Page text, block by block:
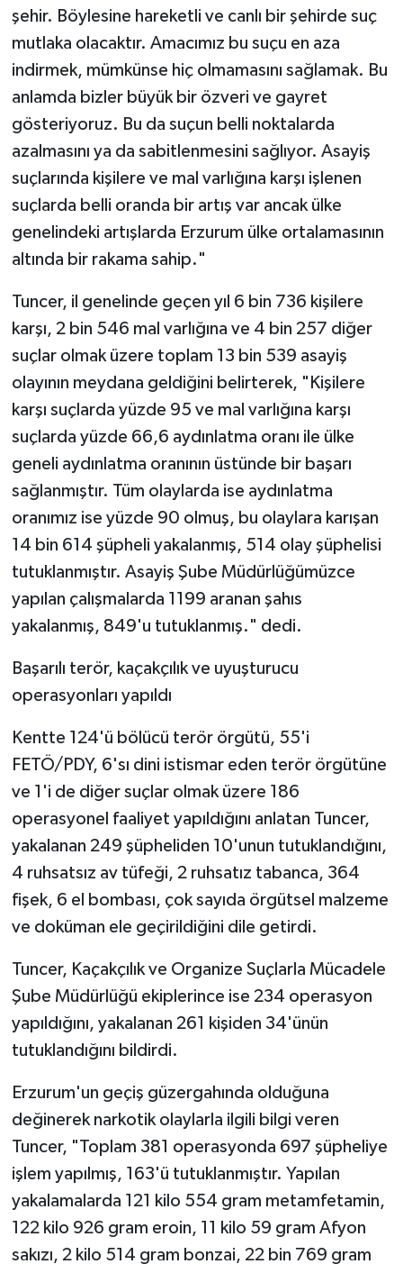
şehir. Böylesine hareketli ve canlı bir şehirde suç
mutlaka olacaktır. Amacımız bu suçu en aza
indirmek, mümkünse hiç olmamasını sağlamak. Bu
anlamda bizler büyük bir özveri ve gayret
gösteriyoruz. Bu da suçun belli noktalarda
azalmasını ya da sabitlenmesini sağlıyor. Asayiş
suçlarında kişilere ve mal varlığına karşı işlenen
suçlarda belli oranda bir artış var ancak ülke
genelindeki artışlarda Erzurum ülke ortalamasının
altında bir rakama sahip."
Tuncer, il genelinde geçen yıl 6 bin 736 kişilere
karşı, 2 bin 546 mal varlığına ve 4 bin 257 diğer
suçlar olmak üzere toplam 13 bin 539 asayiş
olayının meydana geldiğini belirterek, "Kişilere
karşı suçlarda yüzde 95 ve mal varlığına karşı
suçlarda yüzde 66,6 aydınlatma oranı ile ülke
geneli aydınlatma oranının üstünde bir başarı
sağlanmıştır. Tüm olaylarda ise aydınlatma
oranımız ise yüzde 90 olmuş, bu olaylara karışan
14 bin 614 şüpheli yakalanmış, 514 olay şüphelisi
tutuklanmıştır. Asayiş Şube Müdürlüğümüzce
yapılan çalışmalarda 1199 aranan şahıs
yakalanmış, 849'u tutuklanmış." dedi.
Başarılı terör, kaçakçılık ve uyuşturucu
operasyonları yapıldı
Kentte 124'ü bölücü terör örgütü, 55'i
FETÖ/PDY, 6'sı dini istismar eden terör örgütüne
ve 1'i de diğer suçlar olmak üzere 186
operasyonel faaliyet yapıldığını anlatan Tuncer,
yakalanan 249 şüpheliden 10'unun tutuklandığını,
4 ruhsatsız av tüfeği, 2 ruhsatız tabanca, 364
fişek, 6 el bombası, çok sayıda örgütsel malzeme
ve doküman ele geçirildiğini dile getirdi.
Tuncer, Kaçakçılık ve Organize Suçlarla Mücadele
Şube Müdürlüğü ekiplerince ise 234 operasyon
yapıldığını, yakalanan 261 kişiden 34'ünün
tutuklandığını bildirdi.
Erzurum'un geçiş güzergahında olduğuna
değinerek narkotik olaylarla ilgili bilgi veren
Tuncer, "Toplam 381 operasyonda 697 şüpheliye
işlem yapılmış, 163'ü tutuklanmıştır. Yapılan
yakalamalarda 121 kilo 554 gram metamfetamin,
122 kilo 926 gram eroin, 11 kilo 59 gram Afyon
sakızı, 2 kilo 514 gram bonzai, 22 bin 769 gram